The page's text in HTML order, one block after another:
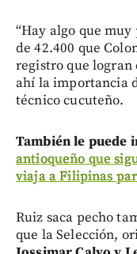
“Hay algo que muy
de 42.400 que
registro que logran
ahí la importancia
técnico cucuteño.
También le puede
antioqueño que
viaja a Filipinas
Ruiz saca pecho
que la Selección,